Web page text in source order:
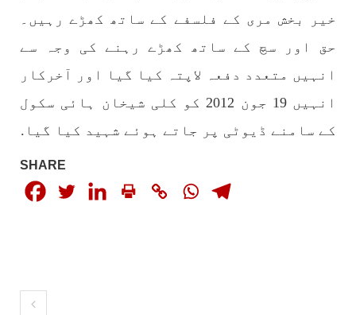
1695 VIEWS جون 9, 2023
بلوچستان میں نوجوانوں کی ماورائے آئین
گمشدگیاں تسلسل کے ساتھ جاری ہیں۔ مرکزی
بلوچ اسٹوڈنٹس آرگنائزیشن کے مرکزی ترجمان نے
اظہار کرتے ہوئے کہا ہے کہ بلوچستان میں
خیر بخش مری کے فلسفے کے ساتھ کھڑے رہیں۔
حق اور سچ کے ساتھ کھڑے رہنے کی وجہ سے
انہیں متعدد دفعہ لاپتہ کیا گیا اور آخرکار
انہیں 19 جون 2012 کو کلی شیخان ہائی سکول
کے سامنے ڈیوٹی پر جاتے ہوئے شہید کیا گیا.
SHARE